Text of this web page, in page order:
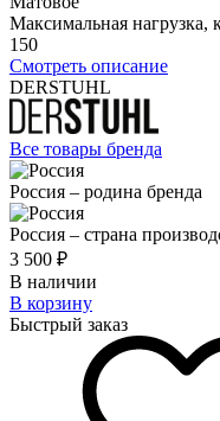
Максимальная нагрузка,
150
Смотреть описание
DERSTUHL
Все товары бренда
Россия – родина бренда
Россия – страна
3 500 ₽
В наличии
В корзину
Быстрый заказ